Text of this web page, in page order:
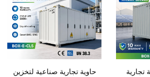
تجارية
حاوية تجارية صناعية لتخزين